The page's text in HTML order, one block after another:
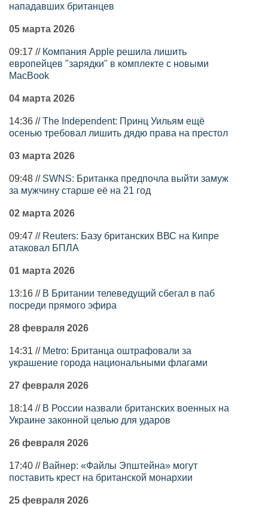
нападавших британцев
05 марта 2026
09:17 // Компания Apple решила лишить
европейцев "зарядки" в комплекте с новыми
MacBook
04 марта 2026
14:36 //The Independent: Принц Уильям ещё
осенью требовал лишить дядю права на престол
03 марта 2026
09:48 // SWNS: Британка предпочла выйти замуж
за мужчину старше её на 21 год
02 марта 2026
09:47 // Reuters: Базу британских ВВС на Кипре
атаковал БПЛА
01 марта 2026
13:16 // В Британии телеведущий сбегал в паб
посреди прямого эфира
28 февраля 2026
14:31 // Metro: Британца оштрафовали за
украшение города национальными флагами
27 февраля 2026
18:14 // В России назвали британских военных на
Украине законной целью для ударов
26 февраля 2026
17:40 // Вайнер: «Файлы Эпштейна» могут
поставить крест на британской монархии
25 февраля 2026